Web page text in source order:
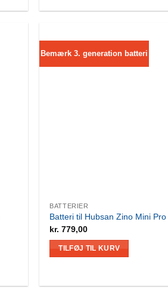
Bemærk 3. generation batteri
BATTERIER
Batteri til Hubsan Zino Mini Pro
kr. 779,00
TILFØJ TIL KURV